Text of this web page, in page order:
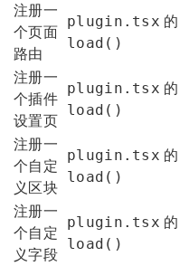
注册一
个页面
路由
plugin.tsx 的
load()
注册一
个插件
设置页
plugin.tsx 的
load()
注册一
个自定
义区块
plugin.tsx 的
load()
注册一
个自定
义字段
plugin.tsx 的
load()